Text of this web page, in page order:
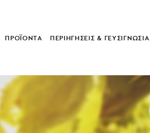
ΠΡΟΪΟΝΤΑ ΠΕΡΙΗΓΗΣΕΙΣ & ΓΕΥΣΙΓΝΩΣΙΑ